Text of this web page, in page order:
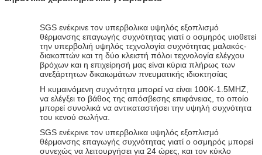
SGS ενέκρινε τον υπερβολικα υψηλός εξοπλισμό
θέρμανσης επαγωγής συχνότητας γιατί ο οσμηρός υιοθετεί
την υπερβολιή υψηλός τεχνολογία συχνότητας μαλακός-
διακοπτών και τη δύο κλειστή πόλοι τεχνολογία ελέγχου
βρόχων και η επιχείρησή μας είναι κύρια πλήρως των
ανεξάρτητων δικαιωμάτων πνευματικής ιδιοκτησίας
Η κυμαινόμενη συχνότητα μπορεί να είναι 100K-1.5MHZ,
να ελέγξει το βάθος της απόσβεσης επιφάνειας, το οποίο
μπορεί συνολικά να αντικαταστήσει την υψηλή συχνότητα
του κενού σωλήνα.
SGS ενέκρινε τον υπερβολικα υψηλός εξοπλισμό
θέρμανσης επαγωγής συχνότητας γιατί ο οσμηρός μπορεί
συνεχώς να λειτουργήσει για 24 ώρες, και τον κύκλο